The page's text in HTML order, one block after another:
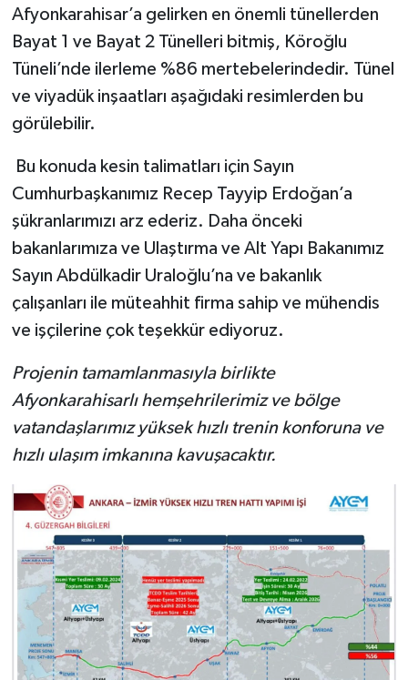
Afyonkarahisar’a gelirken en önemli tünellerden
Bayat 1 ve Bayat 2 Tünelleri bitmiş, Köroğlu
Tüneli’nde ilerleme %86 mertebelerindedir. Tünel
ve viyadük inşaatları aşağıdaki resimlerden bu
görülebilir.
Bu konuda kesin talimatları için Sayın
Cumhurbaşkanımız Recep Tayyip Erdoğan’a
şükranlarımızı arz ederiz. Daha önceki
bakanlarımıza ve Ulaştırma ve Alt Yapı Bakanımız
Sayın Abdülkadir Uraloğlu’na ve bakanlık
çalışanları ile müteahhit firma sahip ve mühendis
ve işçilerine çok teşekkür ediyoruz.
Projenin tamamlanmasıyla birlikte
Afyonkarahisarlı hemşehrilerimiz ve bölge
vatandaşlarımız yüksek hızlı trenin konforuna ve
hızlı ulaşım imkanına kavuşacaktır.